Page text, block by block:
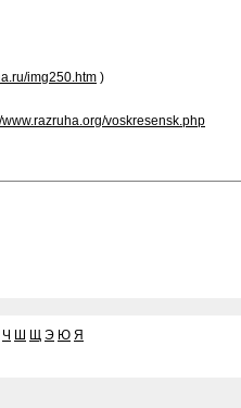
img250.htm )
www.razruha.org/voskresensk.php
Ч Ш Щ Э Ю Я